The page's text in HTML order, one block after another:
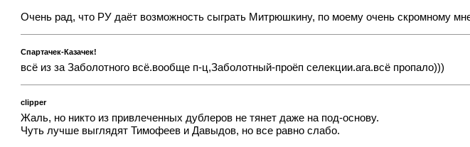
Очень рад, что РУ даёт возможность сыграть Митрюшкину, по моему очень скромному
Спартачек-Казачек!
всё из за Заболотного всё.вообще п-ц,Заболотный-проёп селекции.ага.всё пропало)))
clipper
Жаль, но никто из привлеченных дублеров не тянет даже на под-основу.
Чуть лучше выглядят Тимофеев и Давыдов, но все равно слабо.